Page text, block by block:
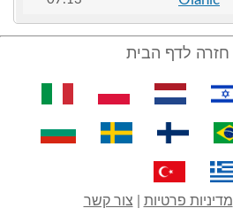
חזרה לדף הבית
מדיניות פרטיות| צור קשר